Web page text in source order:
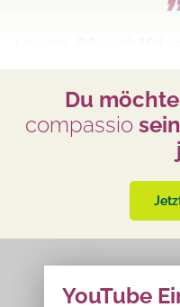
Larissa,
Du
compassio
YouTube